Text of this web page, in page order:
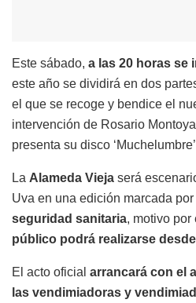
Este sábado, a las 20 horas se
este año se dividirá en dos
el que se recoge y bendice el
intervención de Rosario
presenta su disco
La Alameda Vieja será
Uva en una edición marcada por
seguridad sanitaria, motivo por
público podrá realizarse
El acto oficial arrancará con el
las vendimiadoras y